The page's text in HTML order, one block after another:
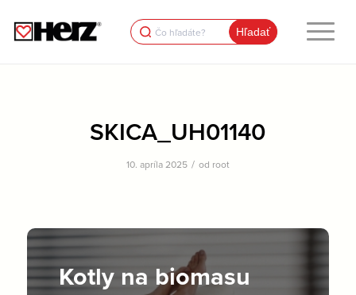
Search
for:
SKICA_UH01140
10. apríla 2025 / od root
Kotly na biomasu